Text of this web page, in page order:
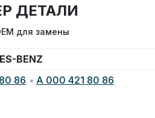
ДЕТАЛИ
для замены
BENZ
86 • A 000 421 80 86